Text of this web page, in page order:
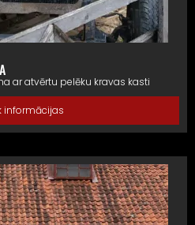
ar atvērtu pelēku kravas kasti
informācijas